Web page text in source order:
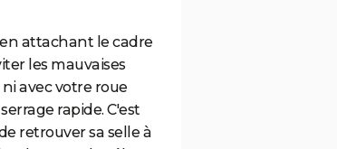
attachant le cadre
les mauvaises
avec votre roue
rapide. C'est
retrouver sa selle à